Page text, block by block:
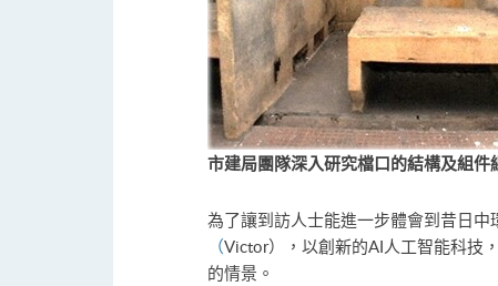
市建局團隊深入研究檔口的結構及組
為了讓到訪人士能進一步體會到昔日
（Victor），以創新的AI人工智能科技
的情景。